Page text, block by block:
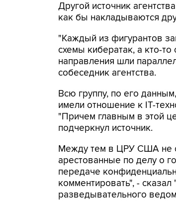
Другой источник
как бы накладываются
"Каждый из фигурантов
схемы кибератак, а кто-
направления шли
собеседник агентства.
Всю группу, по его
имели отношение к IT-
"Причем главным в этой
подчеркнул источник.
Между тем в ЦРУ США не
арестованные по делу о
передаче
комментировать", -
разведывательного